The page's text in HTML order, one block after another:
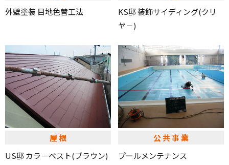
外壁塗装 目地色替工法
KS邸 装飾サイディング(クリ
ヤ－)
屋根
US邸 カラ－ベスト(ブラウン)
公共事業
プールメンテナンス